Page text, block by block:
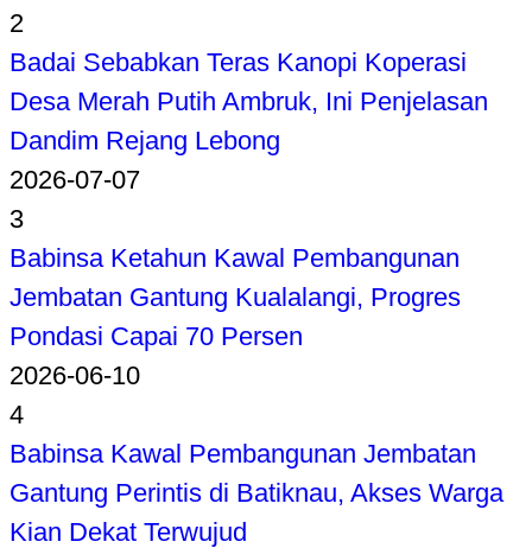
2
Badai Sebabkan Teras Kanopi Koperasi
Desa Merah Putih Ambruk, Ini Penjelasan
Dandim Rejang Lebong
2026-07-07
3
Babinsa Ketahun Kawal Pembangunan
Jembatan Gantung Kualalangi, Progres
Pondasi Capai 70 Persen
2026-06-10
4
Babinsa Kawal Pembangunan Jembatan
Gantung Perintis di Batiknau, Akses Warga
Kian Dekat Terwujud